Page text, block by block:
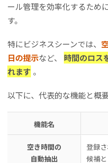
ール管理を効率化するため
す。
特にビジネスシーンでは、
日の提示など、 時間のロス
れます 。
以下に、代表的な機能と概
機能名
空き時間の
自動抽出
登録
候補と